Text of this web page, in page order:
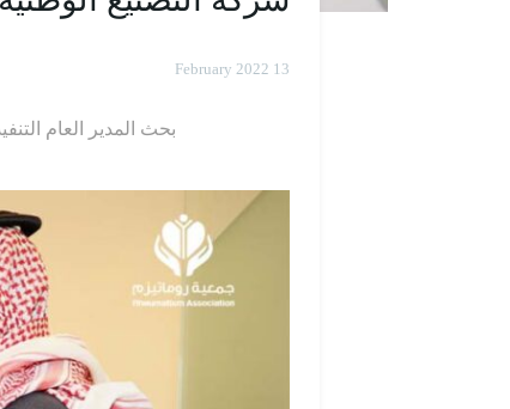
13 February 2022
بحث المدير العام
الأستاذ فيصل